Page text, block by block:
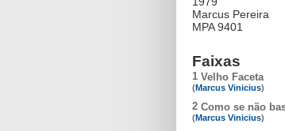
Marcus Pereira
MPA 9401
Faixas
1 Velho Faceta
(Marcus Vinicius)
2 Como se não
(Marcus Vinicius)